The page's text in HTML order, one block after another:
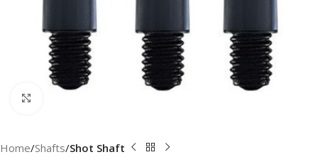
Home Shafts Shot Shaft